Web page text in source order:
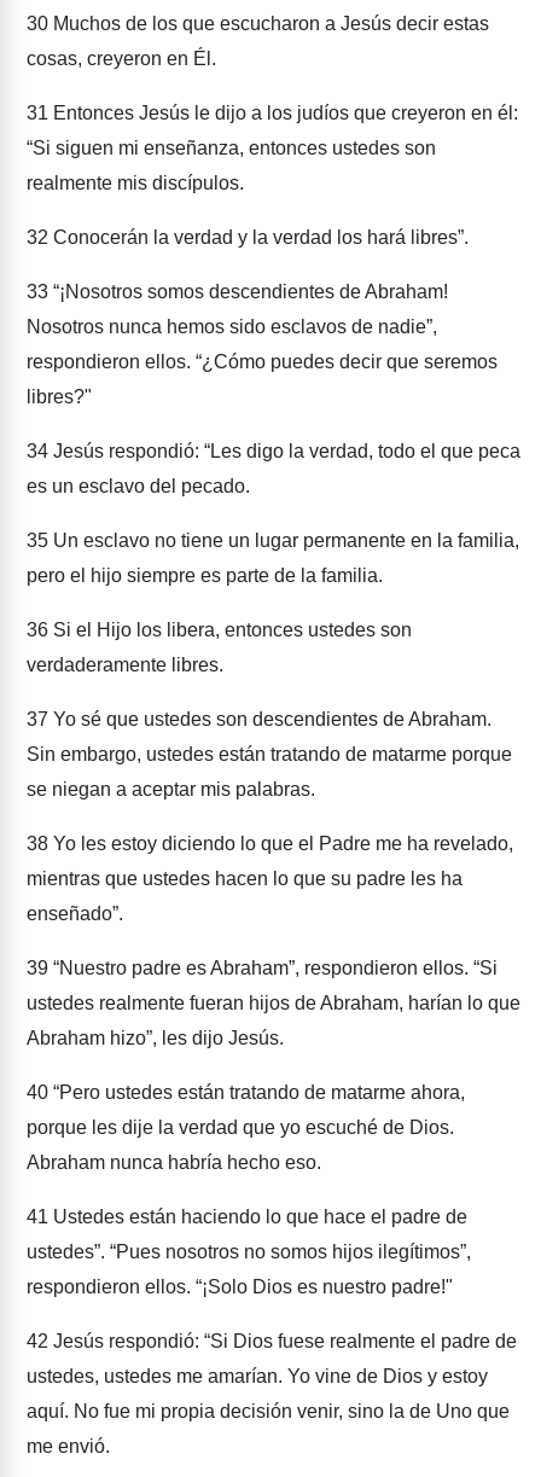
30 Muchos de los que escucharon a Jesús decir estas
cosas, creyeron en Él.
31 Entonces Jesús le dijo a los judíos que creyeron en él:
“Si siguen mi enseñanza, entonces ustedes son
realmente mis discípulos.
32 Conocerán la verdad y la verdad los hará libres”.
33 “¡Nosotros somos descendientes de Abraham!
Nosotros nunca hemos sido esclavos de nadie”,
respondieron ellos. “¿Cómo puedes decir que seremos
libres?"
34 Jesús respondió: “Les digo la verdad, todo el que peca
es un esclavo del pecado.
35 Un esclavo no tiene un lugar permanente en la familia,
pero el hijo siempre es parte de la familia.
36 Si el Hijo los libera, entonces ustedes son
verdaderamente libres.
37 Yo sé que ustedes son descendientes de Abraham.
Sin embargo, ustedes están tratando de matarme porque
se niegan a aceptar mis palabras.
38 Yo les estoy diciendo lo que el Padre me ha revelado,
mientras que ustedes hacen lo que su padre les ha
enseñado”.
39 “Nuestro padre es Abraham”, respondieron ellos. “Si
ustedes realmente fueran hijos de Abraham, harían lo que
Abraham hizo”, les dijo Jesús.
40 “Pero ustedes están tratando de matarme ahora,
porque les dije la verdad que yo escuché de Dios.
Abraham nunca habría hecho eso.
41 Ustedes están haciendo lo que hace el padre de
ustedes”. “Pues nosotros no somos hijos ilegítimos”,
respondieron ellos. “¡Solo Dios es nuestro padre!"
42 Jesús respondió: “Si Dios fuese realmente el padre de
ustedes, ustedes me amarían. Yo vine de Dios y estoy
aquí. No fue mi propia decisión venir, sino la de Uno que
me envió.